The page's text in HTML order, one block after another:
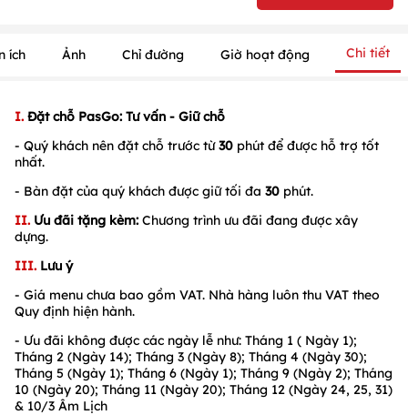
ích Ảnh Chỉ đường Giờ hoạt động Chi tiết
I. Đặt chỗ PasGo: Tư vấn - Giữ chỗ
- Quý khách nên đặt chỗ trước từ30 phút để được hỗ trợ tốt
nhất.
- Bàn đặt của quý khách được giữ tối đa 30 phút.
II. Ưu đãi tặng kèm: Chương trình ưu đãi đang được xây
dựng.
III. Lưu ý
- Giá menu chưa bao gồm VAT. Nhà hàng luôn thu VAT theo
Quy định hiện hành.
- Ưu đãi không được các ngày lễ như: Tháng 1 ( Ngày 1);
Tháng 2 (Ngày 14); Tháng 3 (Ngày 8); Tháng 4 (Ngày 30);
Tháng 5 (Ngày 1); Tháng 6 (Ngày 1); Tháng 9 (Ngày 2); Tháng
10 (Ngày 20); Tháng 11 (Ngày 20); Tháng 12 (Ngày 24, 25, 31)
& 10/3 Âm Lịch
/1